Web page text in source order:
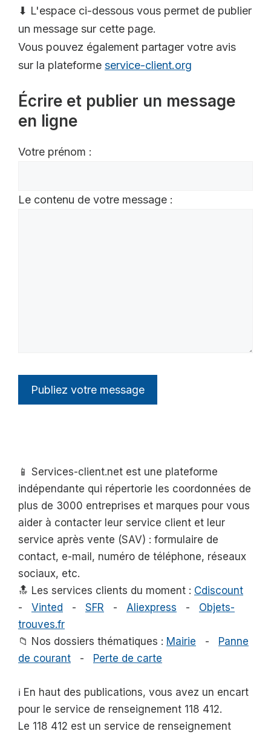
⬇ L'espace ci-dessous vous permet de publier
un message sur cette page.
Vous pouvez également partager votre avis
sur la plateforme service-client.org
Écrire et publier un message
en ligne
Votre prénom :
Le contenu de votre message :
📱 Services-client.net est une plateforme
indépendante qui répertorie les coordonnées de
plus de 3000 entreprises et marques pour vous
aider à contacter leur service client et leur
service après vente (SAV) : formulaire de
contact, e-mail, numéro de téléphone, réseaux
sociaux, etc.
🔝 Les services clients du moment : Cdiscount
- Vinted - SFR - Aliexpress - Objets-
trouves.fr
📁 Nos dossiers thématiques : Mairie - Panne
de courant - Perte de carte
ℹ️ En haut des publications, vous avez un encart
pour le service de renseignement 118 412.
Le 118 412 est un service de renseignement